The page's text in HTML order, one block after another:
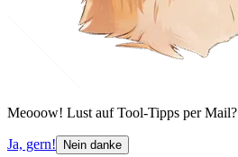
Meooow! Lust auf Tool-Tipps per Mail?
Ja, gern! Nein danke